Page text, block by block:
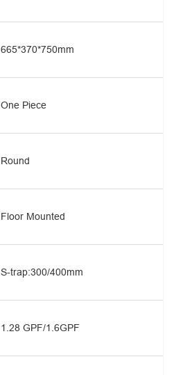
665*370*750mm
One Piece
Round
Floor Mounted
S-trap:300/400mm
1.28 GPF/1.6GPF